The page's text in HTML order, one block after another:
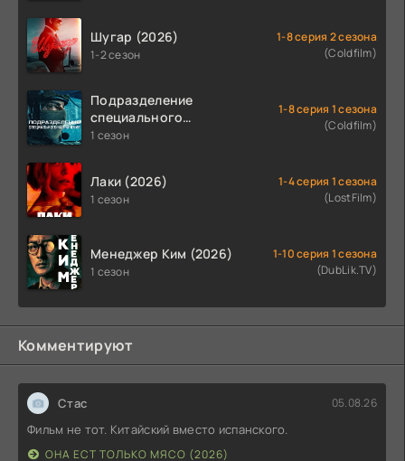
Шугар (2026)
1-2 сезон
1-8 серия 2 сезона
(Coldfilm)
Подразделение
специального
назначения (2026)
1 сезон
1-8 серия 1 сезона
(Coldfilm)
Лаки (2026)
1 сезон
1-4 серия 1 сезона
(LostFilm)
Менеджер Ким (2026)
1 сезон
1-10 серия 1 сезона
(DubLik.TV)
Комментируют
Стас 05.08.26
Фильм не тот. Китайский вместо испанского.
ОНА ЕСТ ТОЛЬКО МЯСО (2026)